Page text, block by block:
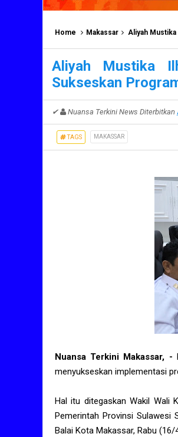
Home Makassar Aliyah
Aliyah Mustika
Sukseskan
✔ Nuansa Terkini News Diterbitkan
TAGS MAKASSAR
Nuansa Terkini Makassar, -
menyukseskan implementasi
Hal itu ditegaskan Wakil Wali
Pemerintah Provinsi Sulawesi
Balai Kota Makassar, Rabu (16/